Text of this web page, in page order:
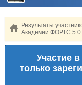
Результаты
Академии ФОРТС 5.0
Участие
только